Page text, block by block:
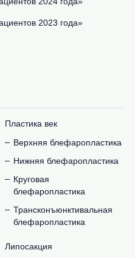
2023 года»
Пластика век
Верхняя блефаропластика
Нижняя блефаропластика
Круговая
блефаропластика
Трансконъюнктивальная
блефаропластика
Липосакция